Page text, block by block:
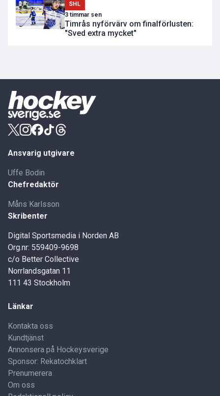
SHL
3 timmar sen
Timrås nyförvärv om finalförlusten:
"Sved extra mycket"
Ansvarig utgivare
Uffe Bodin
Chefredaktör
Måns Karlsson
Skribenter
Digital Sportsmedia i Norden AB
Org.nr: 559409-9698
c/o Better Collective
Norrlandsgatan 11
111 43 Stockholm
Länkar
Kontakta oss
Kundtjänst
Annonsera på Hockeysverige
Sponsor: Rekatochklart
Prenumerera
Om oss